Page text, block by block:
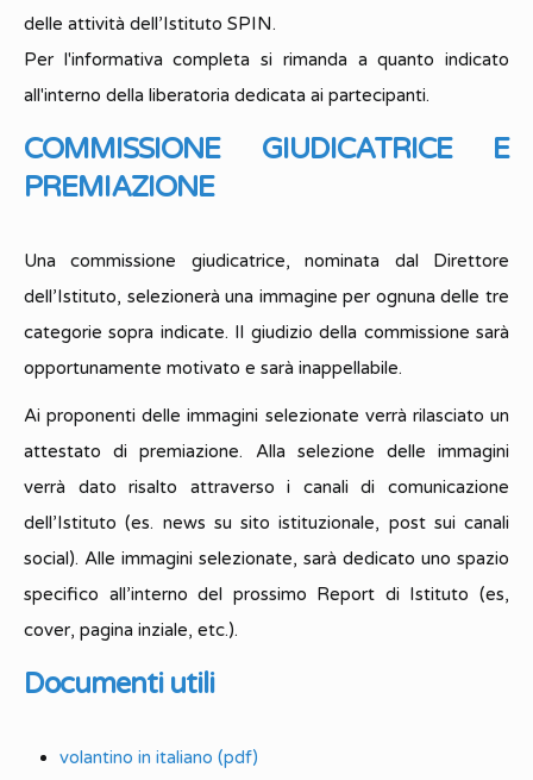
delle attività dell’Istituto SPIN.
Per l'informativa completa si rimanda a quanto indicato
all'interno della liberatoria dedicata ai partecipanti.
COMMISSIONE GIUDICATRICE E
PREMIAZIONE
Una commissione giudicatrice, nominata dal Direttore
dell’Istituto, selezionerà una immagine per ognuna delle tre
categorie sopra indicate. Il giudizio della commissione sarà
opportunamente motivato e sarà inappellabile.
Ai proponenti delle immagini selezionate verrà rilasciato un
attestato di premiazione. Alla selezione delle immagini
verrà dato risalto attraverso i canali di comunicazione
dell’Istituto (es. news su sito istituzionale, post sui canali
social). Alle immagini selezionate, sarà dedicato uno spazio
specifico all’interno del prossimo Report di Istituto (es,
cover, pagina inziale, etc.).
Documenti utili
volantino in italiano (pdf)